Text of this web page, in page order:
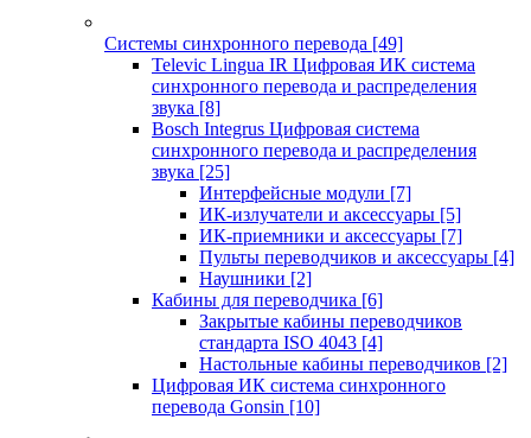
Системы синхронного перевода [49]
Televic Lingua IR Цифровая ИК система
синхронного перевода и распределения
звука [8]
Bosch Integrus Цифровая система
синхронного перевода и распределения
звука [25]
Интерфейсные модули [7]
ИК-излучатели и аксессуары [5]
ИК-приемники и аксессуары [7]
Пульты переводчиков и аксессуары [4]
Наушники [2]
Кабины для переводчика [6]
Закрытые кабины переводчиков
стандарта ISO 4043 [4]
Настольные кабины переводчиков [2]
Цифровая ИК система синхронного
перевода Gonsin [10]